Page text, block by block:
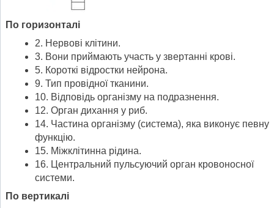
По горизонталі
2. Нервові клітини.
3. Вони приймають участь у звертанні крові.
5. Короткі відростки нейрона.
9. Тип провідної тканини.
10. Відповідь організму на подразнення.
12. Орган дихання у риб.
14. Частина організму (система), яка виконує певну
функцію.
15. Міжклітинна рідина.
16. Центральний пульсуючий орган кровоносної
системи.
По вертикалі